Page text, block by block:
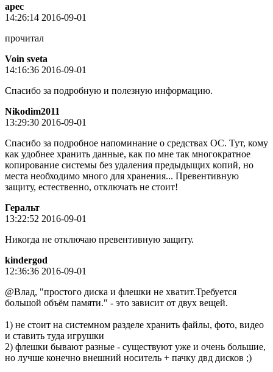
арес
14:26:14 2016-09-01
прочитал
Voin sveta
14:16:36 2016-09-01
Спасибо за подробную и полезную информацию.
Nikodim2011
13:29:30 2016-09-01
Спасибо за подробное напоминание о средствах ОС. Тут, кому
как удобнее хранить данные, как по мне так многократное
копирование системы без удаления предыдыщих копий, но
места необходимо много для хранения... Превентивную
защиту, естественно, отключать не стоит!
Геральт
13:22:52 2016-09-01
Никогда не отключаю превентивную защиту.
kindergod
12:36:36 2016-09-01
@Влад, "простого диска и флешки не хватит.Требуется
большой объём памяти." - это зависит от двух вещей.
1) не стоит на системном разделе хранить файлы, фото, видео
и ставить туда игрушки
2) флешки бывают разные - существуют уже и очень большие,
но лучше конечно внешний носитель + пачку двд дисков ;)